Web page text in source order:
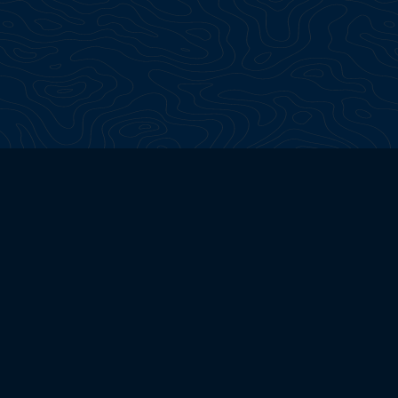
Continua a esplorare